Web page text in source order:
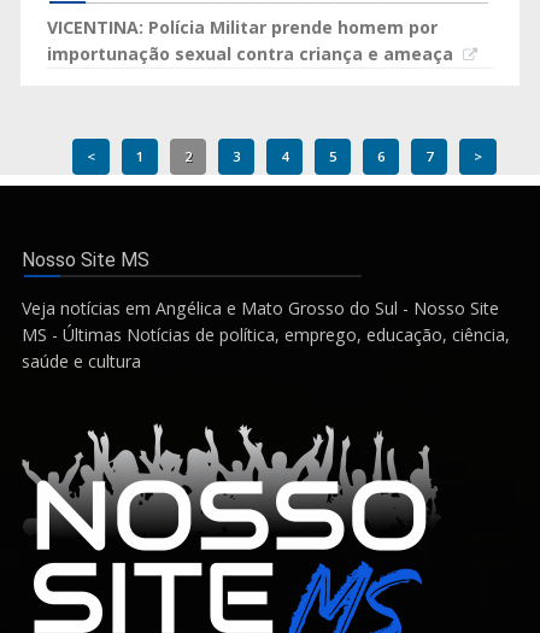
VICENTINA: Polícia Militar prende homem por
importunação sexual contra criança e ameaça
< 1 2 3 4 5 6 7 >
Nosso Site MS
Veja notícias em Angélica e Mato Grosso do Sul - Nosso Site
MS - Últimas Notícias de política, emprego, educação, ciência,
saúde e cultura